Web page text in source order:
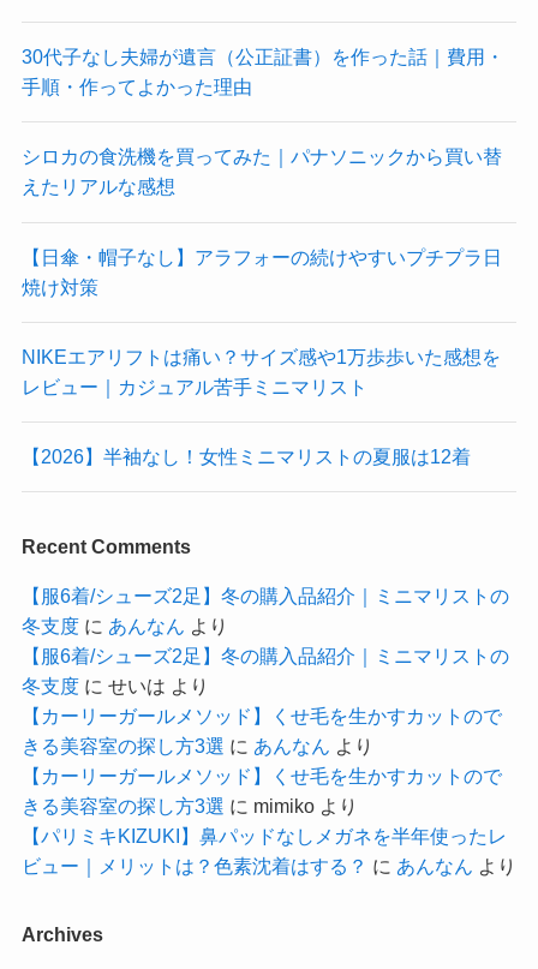
30代子なし夫婦が遺言（公正証書）を作った話｜費用・
手順・作ってよかった理由
シロカの食洗機を買ってみた｜パナソニックから買い替
えたリアルな感想
【日傘・帽子なし】アラフォーの続けやすいプチプラ日
焼け対策
NIKEエアリフトは痛い？サイズ感や1万歩歩いた感想を
レビュー｜カジュアル苦手ミニマリスト
【2026】半袖なし！女性ミニマリストの夏服は12着
Recent Comments
【服6着/シューズ2足】冬の購入品紹介｜ミニマリストの
冬支度に あんなん より
【服6着/シューズ2足】冬の購入品紹介｜ミニマリストの
冬支度に せいは より
【カーリーガールメソッド】くせ毛を生かすカットので
きる美容室の探し方3選 に あんなん より
【カーリーガールメソッド】くせ毛を生かすカットので
きる美容室の探し方3選 に mimikoより
【パリミキKIZUKI】鼻パッドなしメガネを半年使ったレ
ビュー｜メリットは？色素沈着はする？ に あんなん より
Archives